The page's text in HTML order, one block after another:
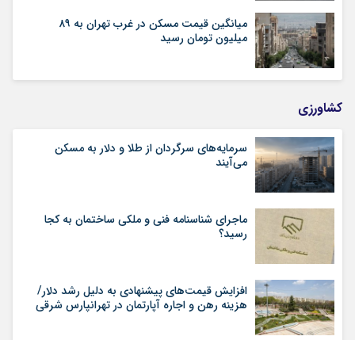
میانگین قیمت مسکن در غرب تهران به ۸۹
میلیون تومان رسید
کشاورزی
سرمایه‌های سرگردان از طلا و دلار به مسکن
می‌آیند
ماجرای شناسنامه‌ فنی و ملکی ساختمان به کجا
رسید؟
افزایش قیمت‌های پیشنهادی به دلیل رشد دلار/
هزینه رهن و اجاره آپارتمان در تهرانپارس شرقی